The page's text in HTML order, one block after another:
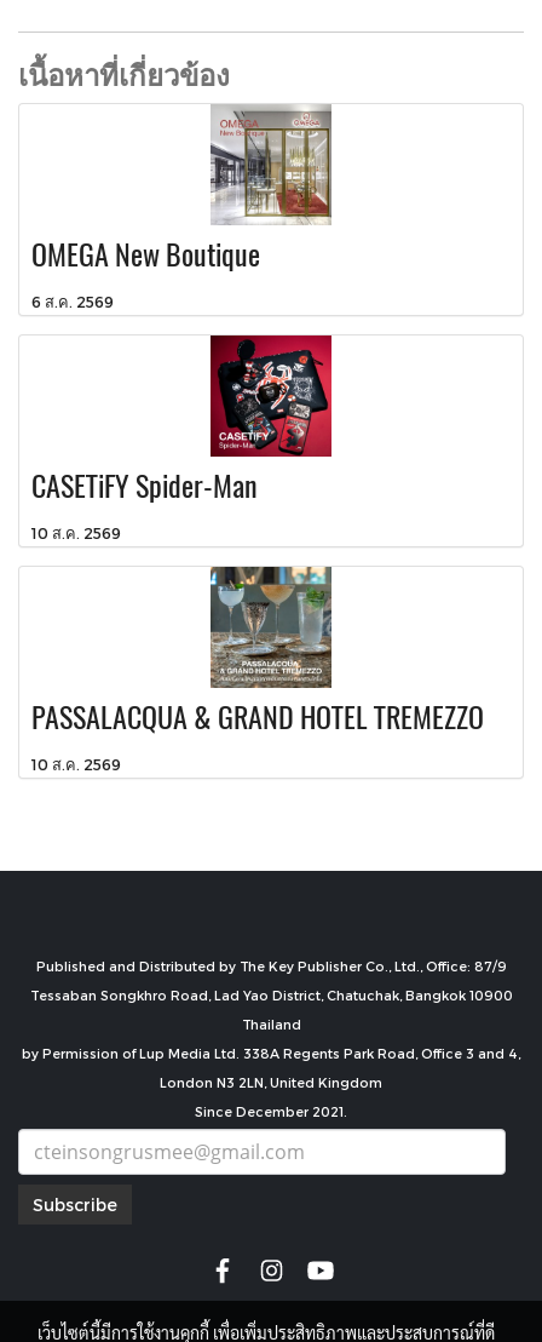
เนื้อหาที่เกี่ยวข้อง
OMEGA New Boutique
6 ส.ค. 2569
CASETiFY Spider-Man
10 ส.ค. 2569
PASSALACQUA & GRAND HOTEL TREMEZZO
10 ส.ค. 2569
Published and Distributed by The Key Publisher Co., Ltd., Office: 87/9
Tessaban Songkhro Road, Lad Yao District, Chatuchak, Bangkok 10900
Thailand
by Permission of Lup Media Ltd. 338A Regents Park Road, Office 3 and 4,
London N3 2LN, United Kingdom
Since December 2021.
Subscribe
เว็บไซต์นี้มีการใช้งานคุกกี้ เพื่อเพิ่มประสิทธิภาพและประสบการณ์ที่ดี